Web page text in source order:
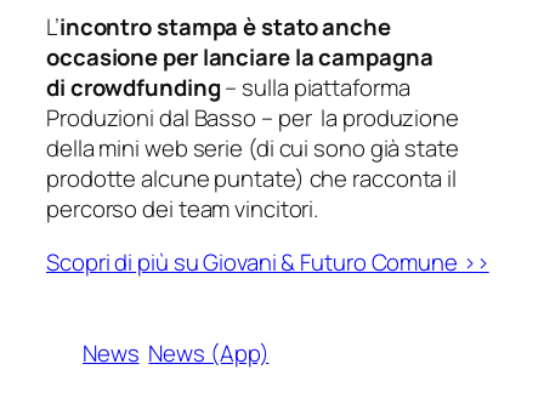
L’incontro stampa è stato anche
occasione per lanciare la campagna
dicrowdfunding– sulla piattaforma
Produzioni dal Basso – per la produzione
della miniweb serie (di cui sono già state
prodotte alcune puntate) che racconta il
percorso dei team vincitori.
Scopri di più su Giovani & Futuro Comune >>
News News (App)